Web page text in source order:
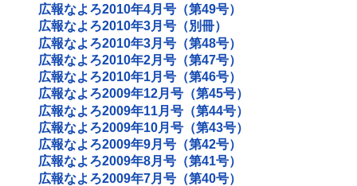
広報なよろ2010年4月号（第49号）
広報なよろ2010年3月号（別冊）
広報なよろ2010年3月号（第48号）
広報なよろ2010年2月号（第47号）
広報なよろ2010年1月号（第46号）
広報なよろ2009年12月号（第45号）
広報なよろ2009年11月号（第44号）
広報なよろ2009年10月号（第43号）
広報なよろ2009年9月号（第42号）
広報なよろ2009年8月号（第41号）
広報なよろ2009年7月号（第40号）